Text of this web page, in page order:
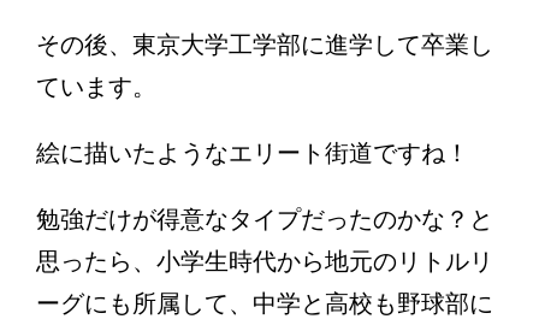
その後、東京大学工学部に進学して卒業し
ています。
絵に描いたようなエリート街道ですね！
勉強だけが得意なタイプだったのかな？と
思ったら、小学生時代から地元のリトルリ
ーグにも所属して、中学と高校も野球部に